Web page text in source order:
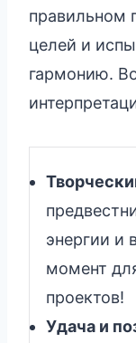
правильном
целей и
гармонию.
энергии и
момент
проектов!
Удача и